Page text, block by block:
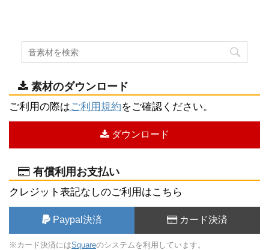
素材のダウンロード
ご利用の際はご利用規約をご確認ください。
ダウンロード
有償利用お支払い
クレジット表記なしのご利用はこちら
Paypal決済 カード決済
※カード決済にはSquareのシステムを利用しています。